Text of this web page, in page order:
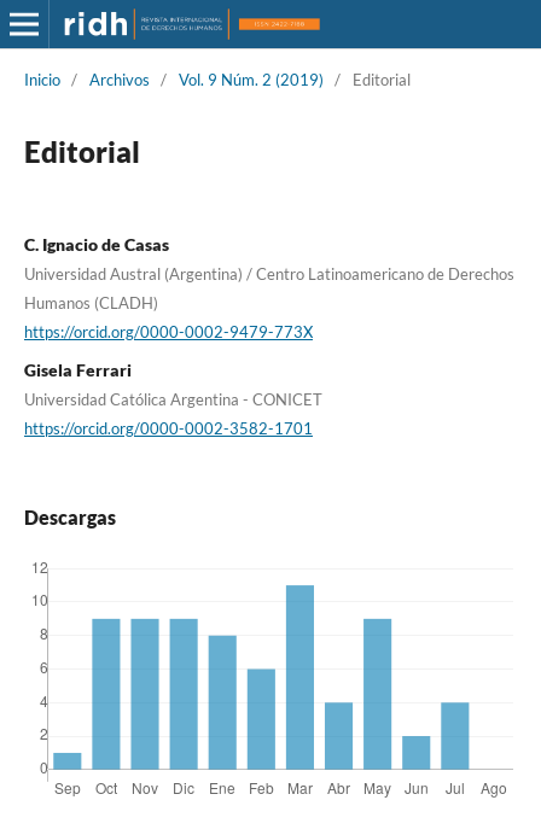
Inicio / Archivos / Vol. 9 Núm. 2 (2019) / Editorial
Editorial
C. Ignacio de Casas
Universidad Austral (Argentina) / Centro Latinoamericano de Derechos
Humanos (CLADH)
https://orcid.org/0000-0002-9479-773X
Gisela Ferrari
Universidad Católica Argentina - CONICET
https://orcid.org/0000-0002-3582-1701
Descargas